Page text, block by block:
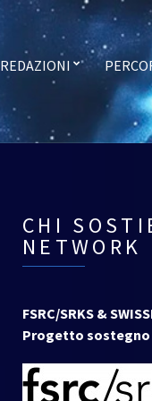
REDAZIONI
CHI
NETWORK
FSRC/SRKS &
Progetto sostegno